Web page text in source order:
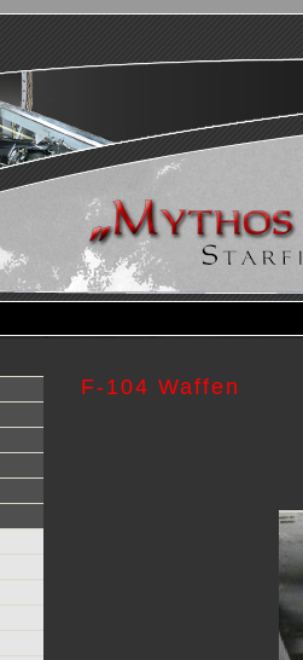
F-104 Waffen